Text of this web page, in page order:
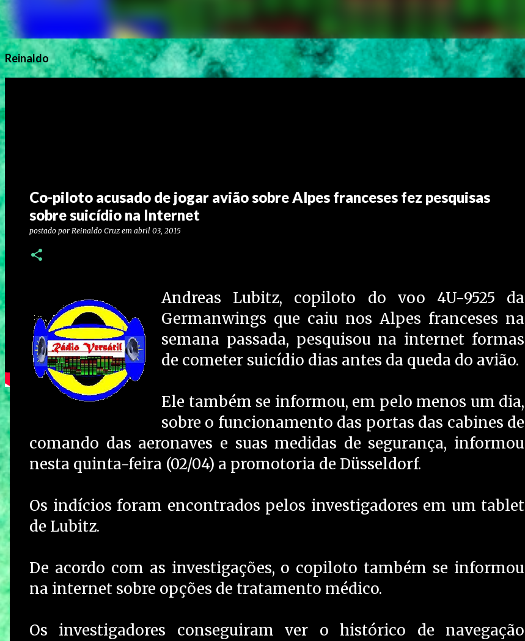
Reinaldo
Co-piloto acusado de jogar avião sobre Alpes franceses fez pesquisas
sobre suicídio na Internet
postado por Reinaldo Cruz em abril 03, 2015
Andreas Lubitz, copiloto do voo 4U-9525 da
Germanwings que caiu nos Alpes franceses na
semana passada, pesquisou na internet formas
de cometer suicídio dias antes da queda do avião.
Ele também se informou, em pelo menos um dia,
sobre o funcionamento das portas das cabines de
comando das aeronaves e suas medidas de segurança, informou
nesta quinta-feira (02/04) a promotoria de Düsseldorf.
Os indícios foram encontrados pelos investigadores em um tablet
de Lubitz.
De acordo com as investigações, o copiloto também se informou
na internet sobre opções de tratamento médico.
Os investigadores conseguiram ver o histórico de navegação